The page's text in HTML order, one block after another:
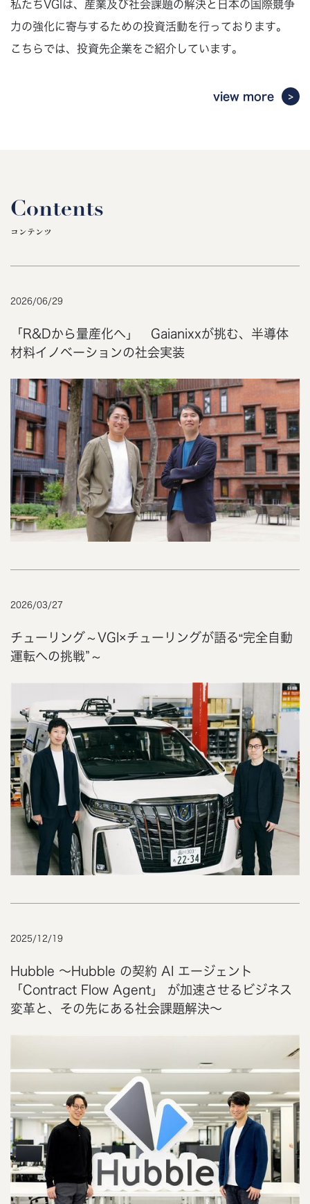
私たちVGIは、産業及び社会課題の解決と日本の国際競争
力の強化に寄与するための投資活動を行っております。
こちらでは、投資先企業をご紹介しています。
view more
Contents
コンテンツ
2026/06/29
「R&Dから量産化へ」 Gaianixxが挑む、半導体
材料イノベーションの社会実装
2026/03/27
チューリング～VGI×チューリングが語る“完全自動
運転への挑戦”～
2025/12/19
Hubble 〜Hubble の契約 AI エージェント
「Contract Flow Agent」 が加速させるビジネス
変革と、その先にある社会課題解決〜